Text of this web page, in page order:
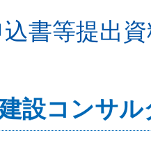
書等提出
設コンサル